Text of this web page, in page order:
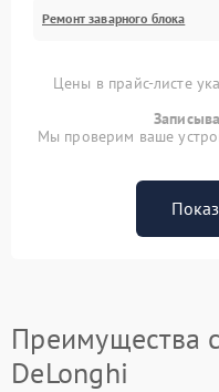
Ремонт заварного блока
Цены в прайс-листе
Мы проверим ваше
Преимущества
DeLonghi